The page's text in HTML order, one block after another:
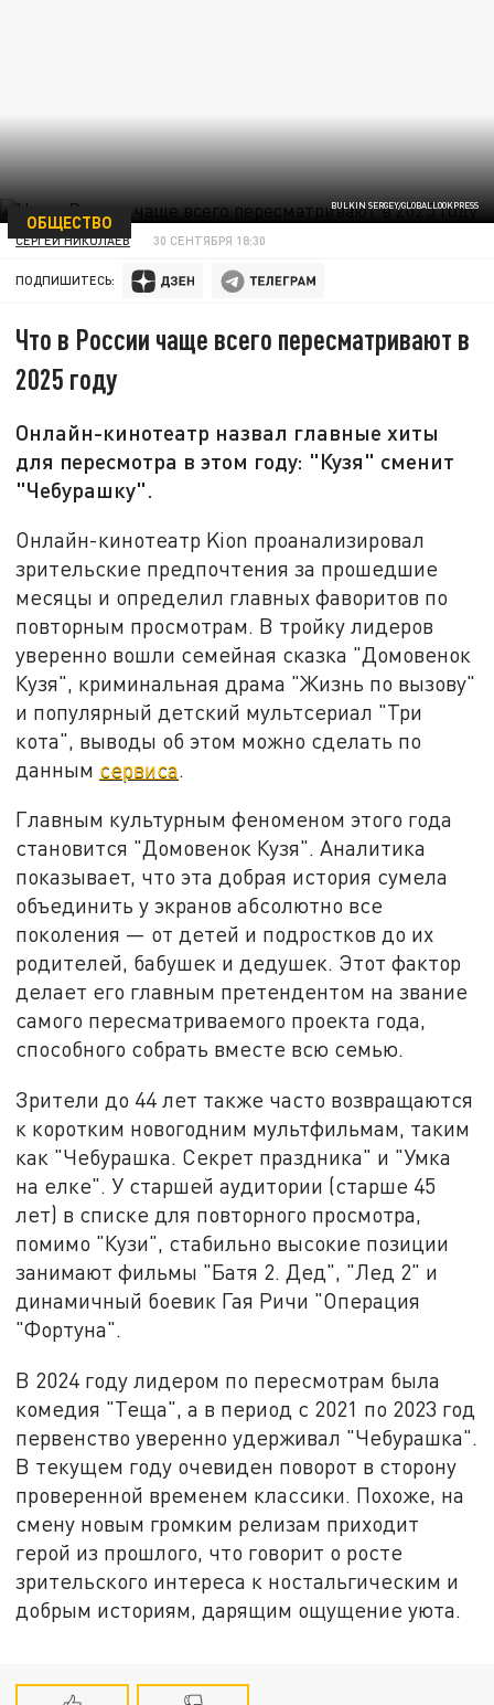
BULKIN SERGEY/GLOBALLOOKPRESS
ОБЩЕСТВО
СЕРГЕЙ НИКОЛАЕВ 30 СЕНТЯБРЯ 18:30
ПОДПИШИТЕСЬ:
Что в России чаще всего пересматривают в
2025 году
Онлайн-кинотеатр назвал главные хиты
для пересмотра в этом году: "Кузя" сменит
"Чебурашку".
Онлайн-кинотеатр Kion проанализировал
зрительские предпочтения за прошедшие
месяцы и определил главных фаворитов по
повторным просмотрам. В тройку лидеров
уверенно вошли семейная сказка "Домовенок
Кузя", криминальная драма "Жизнь по вызову"
и популярный детский мультсериал "Три
кота", выводы об этом можно сделать по
данным сервиса.
Главным культурным феноменом этого года
становится "Домовенок Кузя". Аналитика
показывает, что эта добрая история сумела
объединить у экранов абсолютно все
поколения — от детей и подростков до их
родителей, бабушек и дедушек. Этот фактор
делает его главным претендентом на звание
самого пересматриваемого проекта года,
способного собрать вместе всю семью.
Зрители до 44 лет также часто возвращаются
к коротким новогодним мультфильмам, таким
как "Чебурашка. Секрет праздника" и "Умка
на елке". У старшей аудитории (старше 45
лет) в списке для повторного просмотра,
помимо "Кузи", стабильно высокие позиции
занимают фильмы "Батя 2. Дед", "Лед 2" и
динамичный боевик Гая Ричи "Операция
"Фортуна".
В 2024 году лидером по пересмотрам была
комедия "Теща", а в период с 2021 по 2023 год
первенство уверенно удерживал "Чебурашка".
В текущем году очевиден поворот в сторону
проверенной временем классики. Похоже, на
смену новым громким релизам приходит
герой из прошлого, что говорит о росте
зрительского интереса к ностальгическим и
добрым историям, дарящим ощущение уюта.